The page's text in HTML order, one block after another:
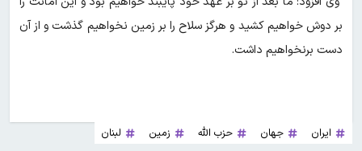
بر دوش خواهیم کشید و هرگز سلاح را بر زمین نخواهیم گذشت و از آن
دست برنخواهیم داشت.
ایران جهان حزب الله زمین لبنان